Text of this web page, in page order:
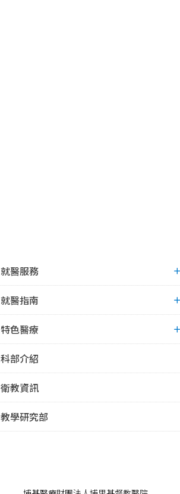
就醫服務
就醫指南
特色醫療
科部介紹
衛教資訊
教學研究部